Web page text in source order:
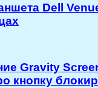
Dell
Gravity
кнопку